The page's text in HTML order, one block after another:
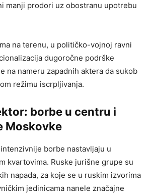
manji prodori uz obostranu upotrebu
na terenu, u političko-vojnoj ravni
dugoročne podrške
na nameru zapadnih aktera da sukob
režimu iscrpljivanja.
borbe u centru i
Moskovke
borbe nastavljaju u
kvartovima. Ruske jurišne grupe su
napada, za koje se u ruskim izvorima
jedinicama nanele značajne